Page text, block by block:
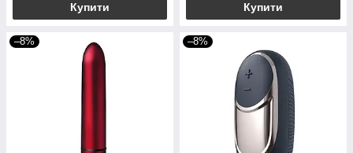
Купити Купити
–8% –8%